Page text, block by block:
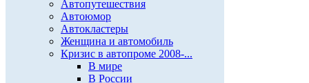
Автопутешествия
Автоюмор
Автокластеры
Женщина и автомобиль
Кризис в автопроме 2008-...
В мире
В России